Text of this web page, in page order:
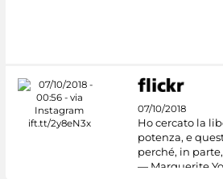
07/10/2018
Ho cercato la
potenza, e
perché, in
— Marguerite